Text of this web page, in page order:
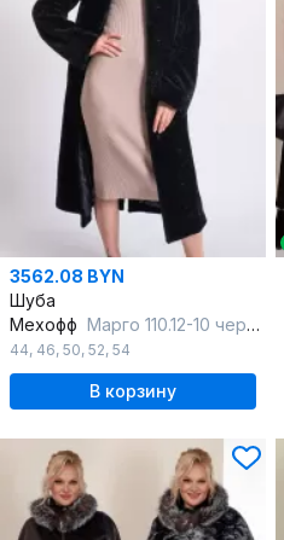
3562.08 BYN
Шуба
Мехофф Марго 110.12-10 черный
44, 46, 50, 52, 54
В корзину